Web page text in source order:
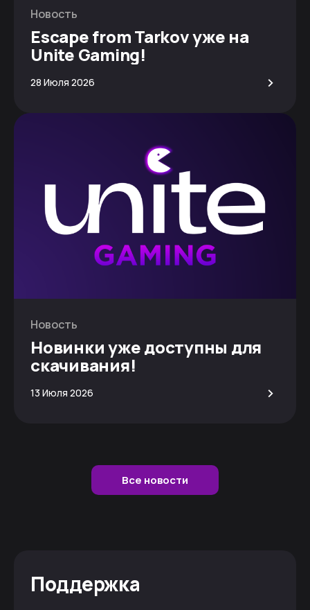
Новость
Escape from Tarkov уже на
Unite Gaming!
28 Июля 2026 >
Новость
Новинки уже доступны для
скачивания!
13 Июля 2026 >
Все новости
Поддержка